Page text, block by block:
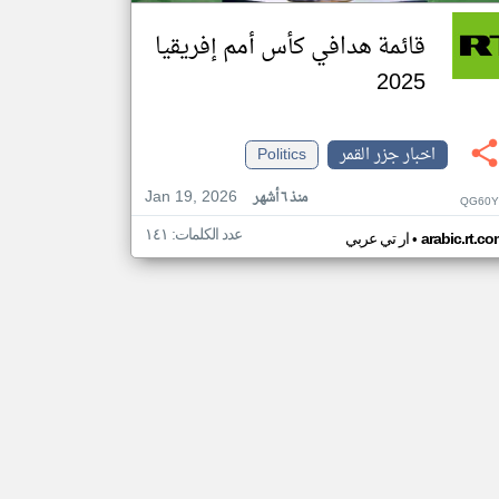
قائمة هدافي كأس أمم إفريقيا
2025
اخبار جزر القمر
Politics
Jan 19, 2026
منذ ٦ أشهر
ار تي عربي• عدد الكلمات: ١٤١